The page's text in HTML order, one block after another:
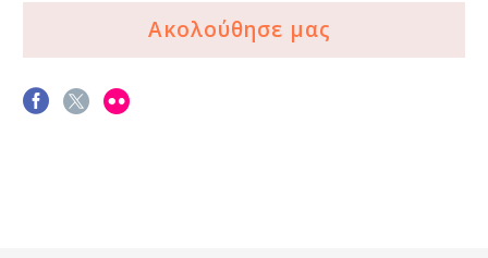
Ακολούθησε μας